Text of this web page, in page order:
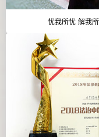
忧我所忧 解我